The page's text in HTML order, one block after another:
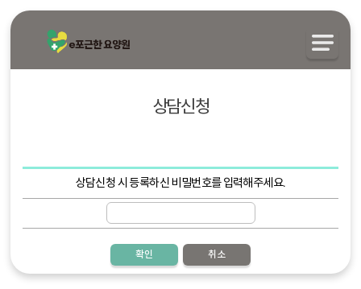
상담신청
상담신청 시 등록하신 비밀번호를 입력해주세요.
확인 취소